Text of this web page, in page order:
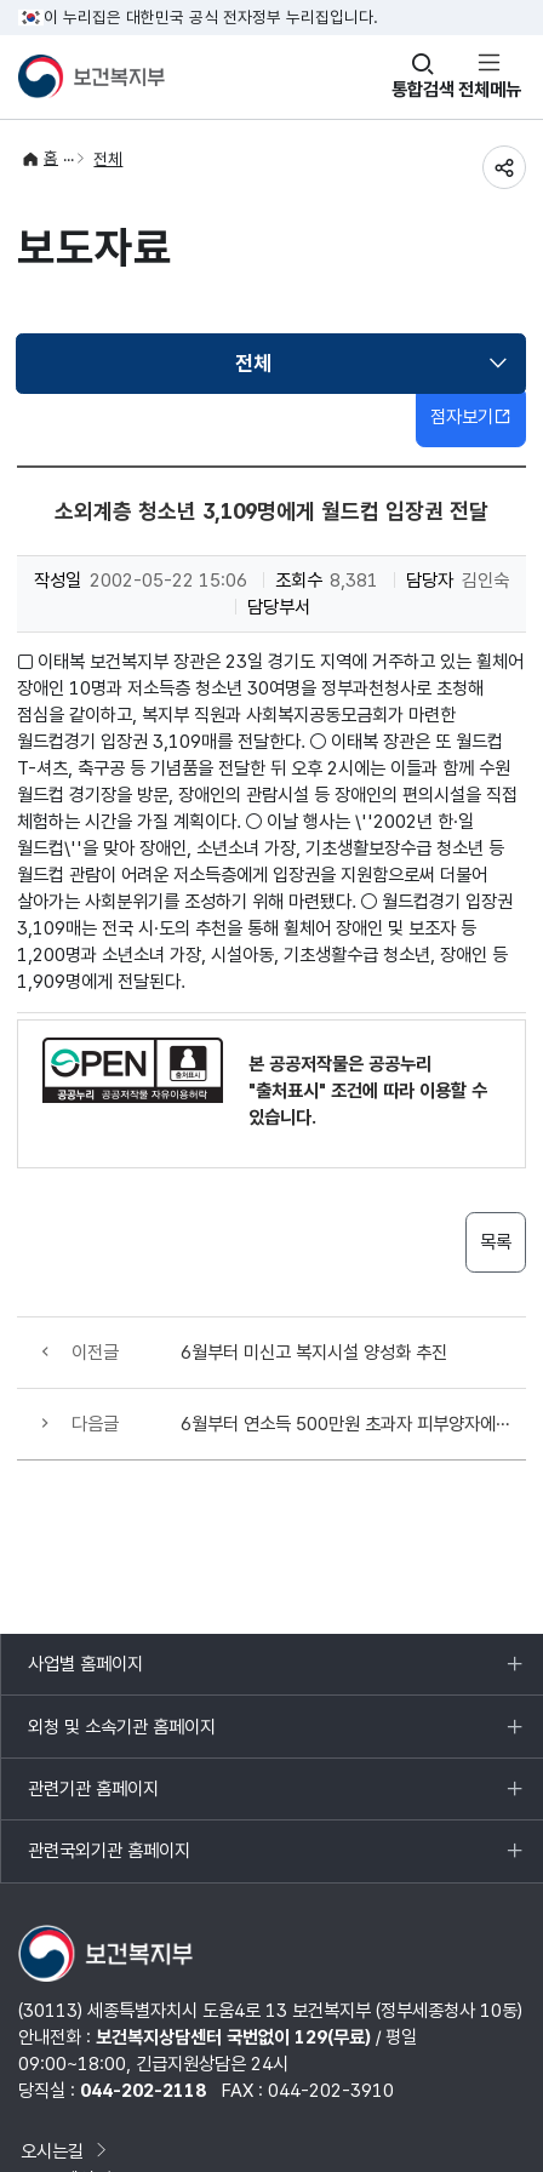
이 누리집은 대한민국 공식 전자정부 누리집입니다.
통합검색
창
열기 전체메뉴
홈 전체
보도자료
전체선택됨
점자보기
소외계층 청소년 3,109명에게 월드컵 입장권 전달
작성일 2002-05-22 15:06 조회수 8,381 담당자 김인숙
담당부서
□ 이태복 보건복지부 장관은 23일 경기도 지역에 거주하고 있는 휠체어
장애인 10명과 저소득층 청소년 30여명을 정부과천청사로 초청해
점심을 같이하고, 복지부 직원과 사회복지공동모금회가 마련한
월드컵경기 입장권 3,109매를 전달한다. ○ 이태복 장관은 또 월드컵
T-셔츠, 축구공 등 기념품을 전달한 뒤 오후 2시에는 이들과 함께 수원
월드컵 경기장을 방문, 장애인의 관람시설 등 장애인의 편의시설을 직접
체험하는 시간을 가질 계획이다. ○ 이날 행사는 \''2002년 한·일
월드컵\''을 맞아 장애인, 소년소녀 가장, 기초생활보장수급 청소년 등
월드컵 관람이 어려운 저소득층에게 입장권을 지원함으로써 더불어
살아가는 사회분위기를 조성하기 위해 마련됐다. ○ 월드컵경기 입장권
3,109매는 전국 시·도의 추천을 통해 휠체어 장애인 및 보조자 등
1,200명과 소년소녀 가장, 시설아동, 기초생활수급 청소년, 장애인 등
1,909명에게 전달된다.
본 공공저작물은 공공누리
"출처표시" 조건에 따라 이용할 수
있습니다.
목록
이전글 6월부터 미신고 복지시설 양성화 추진
다음글 6월부터 연소득 500만원 초과자 피부양자에서 추가제외
사업별 홈페이지
목록
열기
외청 및 소속기관 홈페이지
목록
열기
관련기관 홈페이지
목록
열기
관련국외기관 홈페이지
목록
열기
(30113) 세종특별자치시 도움4로 13 보건복지부 (정부세종청사 10동)
안내전화 : 보건복지상담센터 국번없이 129(무료)/ 평일
09:00~18:00, 긴급지원상담은 24시
당직실 : 044-202-2118 FAX : 044-202-3910
오시는길